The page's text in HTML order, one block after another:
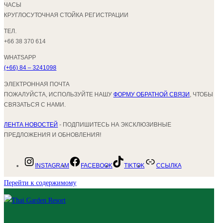
ЧАСЫ
КРУГЛОСУТОЧНАЯ СТОЙКА РЕГИСТРАЦИИ
ТЕЛ.
+66 38 370 614
WHATSAPP
(+66) 84 – 3241098
ЭЛЕКТРОННАЯ ПОЧТА
ПОЖАЛУЙСТА, ИСПОЛЬЗУЙТЕ НАШУ ФОРМУ ОБРАТНОЙ СВЯЗИ , ЧТОБЫ
СВЯЗАТЬСЯ С НАМИ.
ЛЕНТА НОВОСТЕЙ - ПОДПИШИТЕСЬ НА ЭКСКЛЮЗИВНЫЕ
ПРЕДЛОЖЕНИЯ И ОБНОВЛЕНИЯ!
INSTAGRAM FACEBOOK TIKTOK ССЫЛКА
Перейти к содержимому